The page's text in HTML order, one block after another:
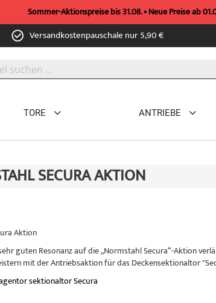
Sommer-Aktionspreise bis 31.08. • Neue Preise ab
Versandkostenpauschale nur 5,90 €
TORE ANTRIEBE
SECURA AKTION
Aktion
guten Resonanz auf die „Normstahl Secura“-Aktion
mit der Antriebsaktion für das Deckensektionaltor
sektionaltorSecura